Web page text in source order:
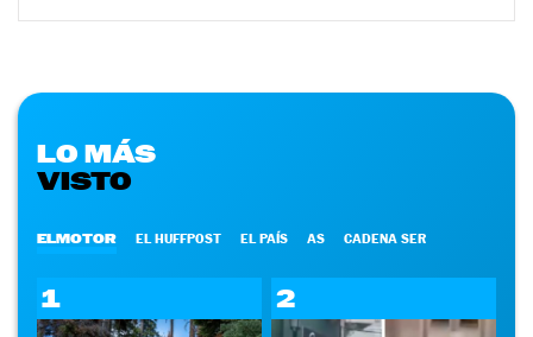
LO MÁS
VISTO
ELMOTOR EL HUFFPOST EL PAÍS AS CADENA SER
1 2